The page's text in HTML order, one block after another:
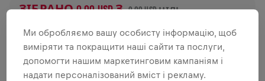
ЗІБРАНО 0,00 USD З 0,00 USD ЦІЛЬ
ДОДАТКОВІ ВНЕСКИ
ЗРОБИТИ ДОДАТКОВИЙ ВНЕСОК
Зроби внесок, щоб змінити ситуацію! 100% твого
Ми обробляємо вашу особисту інформацію, щоб
виміряти та покращити наші сайти та послуги,
допомогти нашим маркетинговим кампаніям і
надати персоналізований вміст і рекламу.